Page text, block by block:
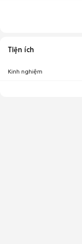
Tiện ích
Kinh nghiệm